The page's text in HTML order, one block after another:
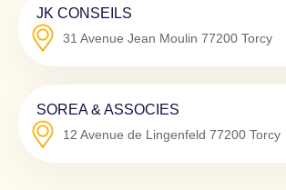
JK CONSEILS
31 Avenue Jean Moulin 77200 Torcy
SOREA & ASSOCIES
12 Avenue de Lingenfeld 77200 Torcy